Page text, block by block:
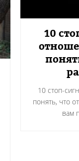
10
10 стоп-
понять, что
вам